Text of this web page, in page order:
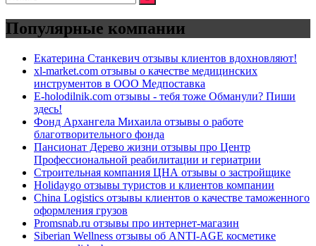
Популярные компании
Екатерина Станкевич отзывы клиентов вдохновляют!
xl-market.com отзывы о качестве медицинских
инструментов в ООО Медпоставка
E-holodilnik.com отзывы - тебя тоже Обманули? Пиши
здесь!
Фонд Архангела Михаила отзывы о работе
благотворительного фонда
Пансионат Дерево жизни отзывы про Центр
Профессиональной реабилитации и гериатрии
Строительная компания ЦНА отзывы о застройщике
Holidaygo отзывы туристов и клиентов компании
China Logistics отзывы клиентов о качестве таможенного
оформления грузов
Promsnab.ru отзывы про интернет-магазин
Siberian Wellness отзывы об ANTI-AGE косметике